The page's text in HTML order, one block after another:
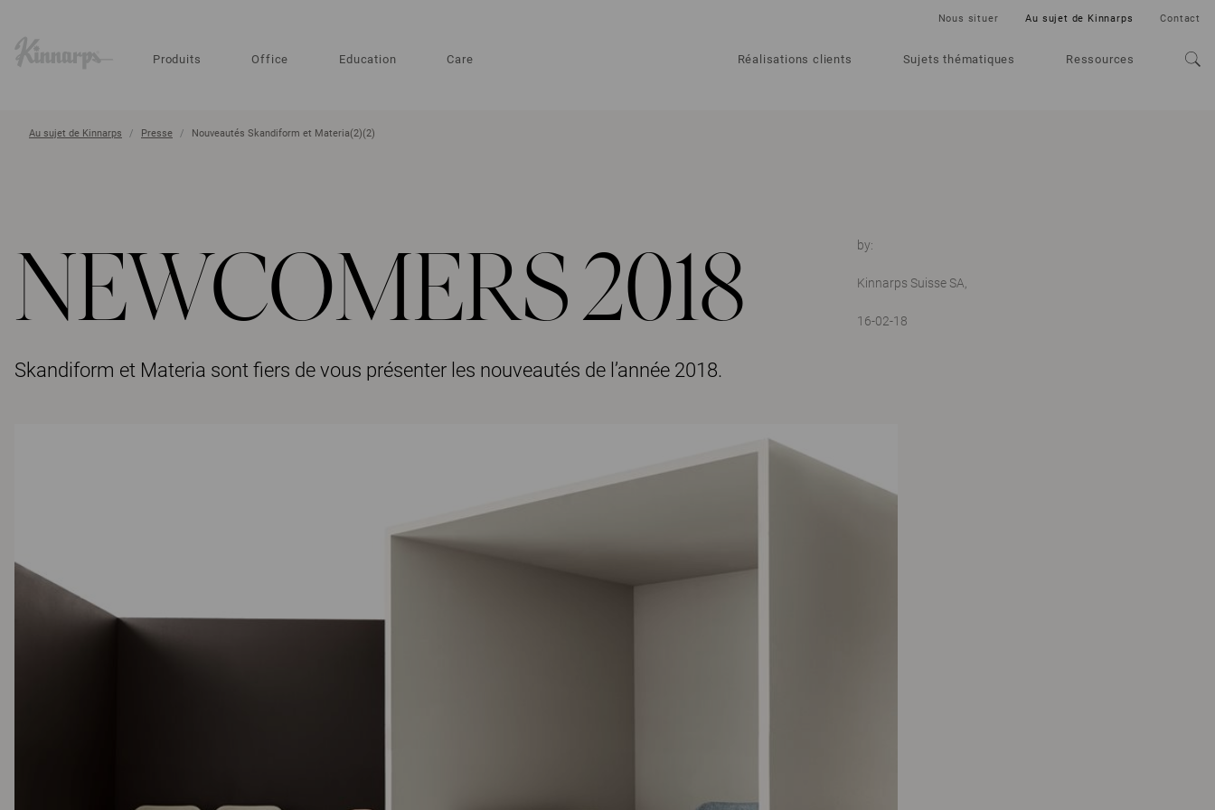
Produits Office Education Care Réalisations clients Sujets thématiques Ressources
Nous situer Au sujet de Kinnarps Contact
Au sujet de Kinnarps Presse Nouveautés Skandiform et Materia(2)(2)
NEWCOMERS 2018
Skandiform et Materia sont fiers de vous présenter les nouveautés de l’année 2018.
by:
Kinnarps Suisse SA,
16-02-18